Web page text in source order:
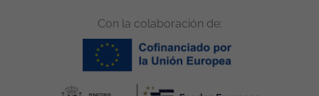
Con la colaboración de: